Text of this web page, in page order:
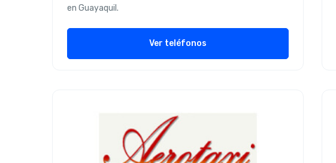
en Guayaquil.
Ver teléfonos